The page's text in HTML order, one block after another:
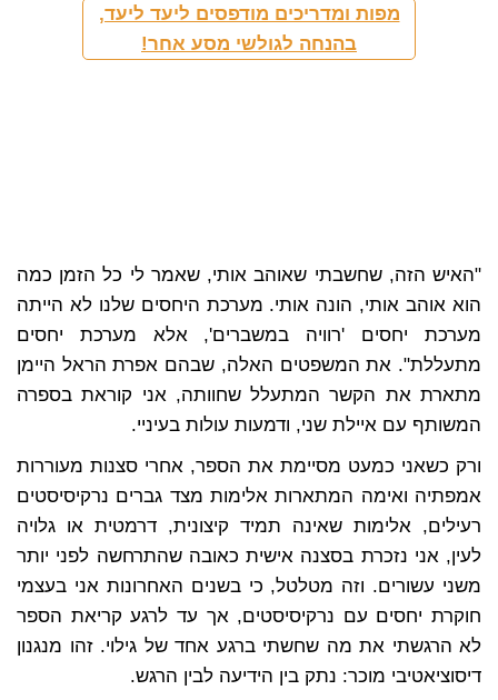
מפות ומדריכים מודפסים ליעד ליעד,
בהנחה לגולשי מסע אחר!
"האיש הזה, שחשבתי שאוהב אותי, שאמר לי כל הזמן כמה
הוא אוהב אותי, הונה אותי. מערכת היחסים שלנו לא הייתה
מערכת יחסים 'רוויה במשברים', אלא מערכת יחסים
מתעללת". את המשפטים האלה, שבהם אפרת הראל היימן
מתארת את הקשר המתעלל שחוותה, אני קוראת בספרה
המשותף עם איילת שני, ודמעות עולות בעיניי.
ורק כשאני כמעט מסיימת את הספר, אחרי סצנות מעוררות
אמפתיה ואימה המתארות אלימות מצד גברים נרקיסיסטים
רעילים, אלימות שאינה תמיד קיצונית, דרמטית או גלויה
לעין, אני נזכרת בסצנה אישית כאובה שהתרחשה לפני יותר
משני עשורים. וזה מטלטל, כי בשנים האחרונות אני בעצמי
חוקרת יחסים עם נרקיסיסטים, אך עד לרגע קריאת הספר
לא הרגשתי את מה שחשתי ברגע אחד של גילוי. זהו מנגנון
דיסוציאטיבי מוכר: נתק בין הידיעה לבין הרגש.